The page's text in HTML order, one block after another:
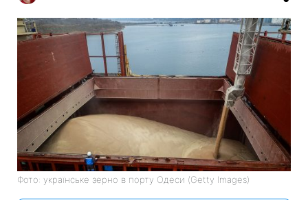
Фото: українське зерно в порту Одеси (Getty Images)